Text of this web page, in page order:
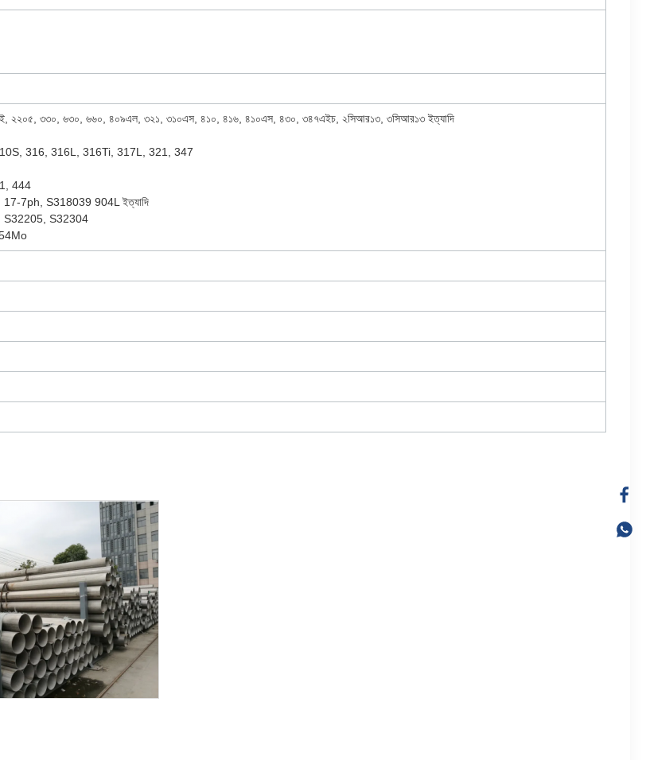
২২০৫, ৩৩০, ৬৩০, ৬৬০, ৪০৯এল, ৩২১, ৩১০এস, ৪১০, ৪১৬, ৪১০এস, ৪৩০, ৩৪৭এইচ, ২সিআর১৩, ৩সিআর১৩ ইত্যাদি
316, 316L, 316Ti, 317L, 321, 347
444
7ph, S318039 904L ইত্যাদি
S32205, S32304